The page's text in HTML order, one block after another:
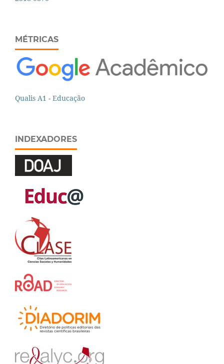
MÉTRICAS
Qualis A1 - Educação
INDEXADORES